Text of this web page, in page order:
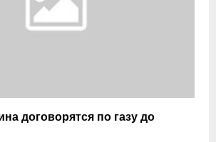
договорятся по газу до